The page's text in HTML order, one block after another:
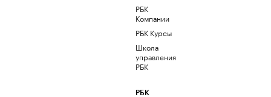
РБК
Компании
РБК Курсы
Школа
управления
РБК
РБК